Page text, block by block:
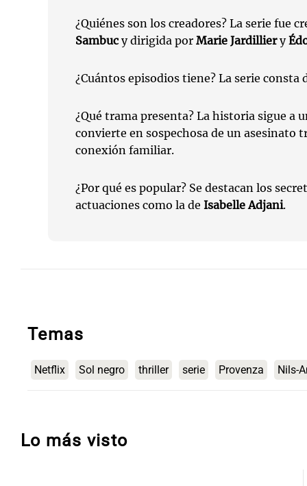
¿Quiénes son los creadores? La serie fue
Sambuc y dirigida por Marie Jardilliery
¿Cuántos episodios tiene? La serie consta
¿Qué trama presenta? La historia sigue a
convierte en sospechosa de un asesinato
conexión familiar.
¿Por qué es popular? Se destacan los
actuaciones como la de Isabelle Adjani.
Temas
Netflix Sol negro thriller serie Provenza Nils-
Lo más visto